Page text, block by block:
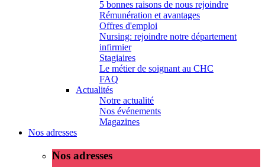
5 bonnes raisons de nous rejoindre
Rémunération et avantages
Offres d'emploi
Nursing: rejoindre notre département
infirmier
Stagiaires
Le métier de soignant au CHC
FAQ
Actualités
Notre actualité
Nos événements
Magazines
Nos adresses
Nos adresses